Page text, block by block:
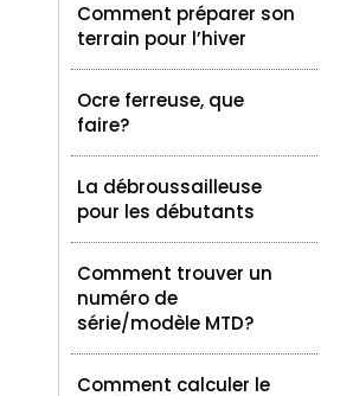
Comment préparer son
terrain pour l’hiver
Ocre ferreuse, que
faire?
La débroussailleuse
pour les débutants
Comment trouver un
numéro de
série/modèle MTD?
Comment calculer le